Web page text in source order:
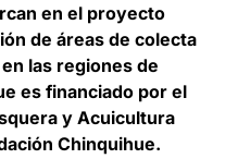
en el proyecto
de áreas de colecta
las regiones de
es financiado por el
y Acuicultura
Chinquihue.